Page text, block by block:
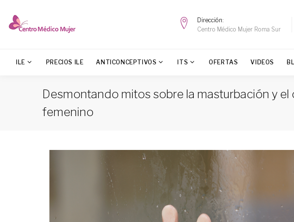
Dirección
Centro Médico Mujer Roma Sur
ILE PRECIOS ILE ANTICONCEPTIVOS ITS OFERTAS VIDEOS
Desmontando mitos sobre la masturbación y el
femenino